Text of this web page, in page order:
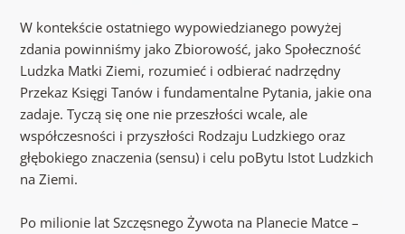
W kontekście ostatniego wypowiedzianego powyżej
zdania powinniśmy jako Zbiorowość, jako Społeczność
Ludzka Matki Ziemi, rozumieć i odbierać nadrzędny
Przekaz Księgi Tanów i fundamentalne Pytania, jakie ona
zadaje. Tyczą się one nie przeszłości wcale, ale
współczesności i przyszłości Rodzaju Ludzkiego oraz
głębokiego znaczenia (sensu) i celu poBytu Istot Ludzkich
na Ziemi.
Po milionie lat Szczęsnego Żywota na Planecie Matce –